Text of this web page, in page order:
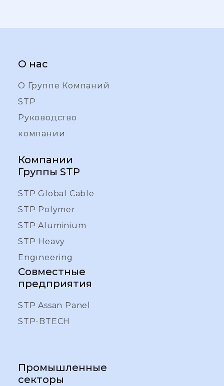
О нас
О Группе Компаний
STP
Руководство
компании
Компании
Группы STP
STP Global Cable
STP Polymer
STP Aluminium
STP Heavy
Engıneering
Совместные
предприятия
STP Assan Panel
STP-BTECH
Промышленные
секторы